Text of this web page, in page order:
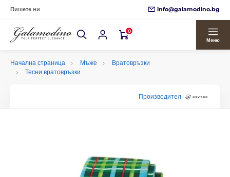
Пишете ни info@galamodino.bg
0
Меню
Начална страница Мъже
Вратовръзки
Тесни вратовръзки
Производител